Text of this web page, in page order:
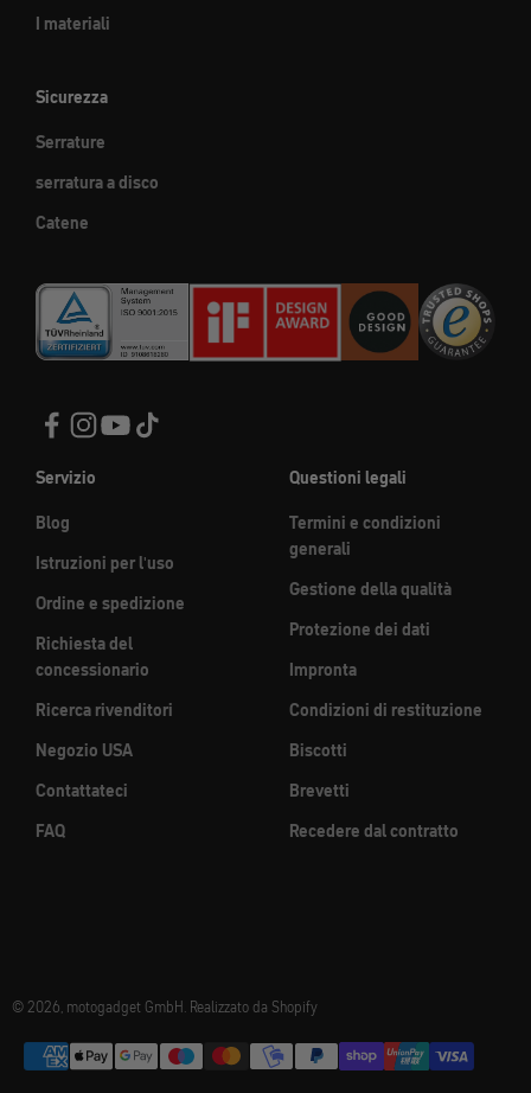
I materiali
Sicurezza
Serrature
serratura a disco
Catene
Servizio
Blog
Istruzioni per l'uso
Ordine e spedizione
Richiesta del
concessionario
Ricerca rivenditori
Negozio USA
Contattateci
FAQ
Questioni legali
Termini e condizioni
generali
Gestione della qualità
Protezione dei dati
Impronta
Condizioni di restituzione
Biscotti
Brevetti
Recedere dal contratto
© 2026, motogadget GmbH. Realizzato da Shopify